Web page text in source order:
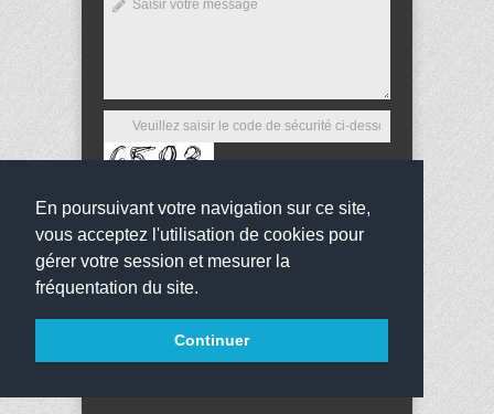
En poursuivant votre navigation sur ce site,
vous acceptez l'utilisation de cookies pour
gérer votre session et mesurer la
fréquentation du site.
Continuer
Envoyer
PeirescTous droits réservés
websco